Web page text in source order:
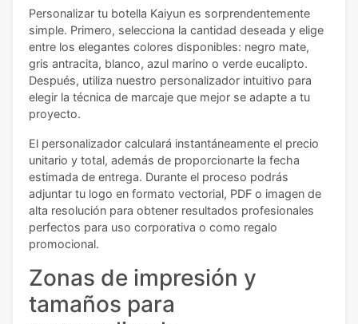
Personalizar tu botella Kaiyun es sorprendentemente
simple. Primero, selecciona la cantidad deseada y elige
entre los elegantes colores disponibles: negro mate,
gris antracita, blanco, azul marino o verde eucalipto.
Después, utiliza nuestro personalizador intuitivo para
elegir la técnica de marcaje que mejor se adapte a tu
proyecto.
El personalizador calculará instantáneamente el precio
unitario y total, además de proporcionarte la fecha
estimada de entrega. Durante el proceso podrás
adjuntar tu logo en formato vectorial, PDF o imagen de
alta resolución para obtener resultados profesionales
perfectos para uso corporativa o como regalo
promocional.
Zonas de impresión y
tamaños para